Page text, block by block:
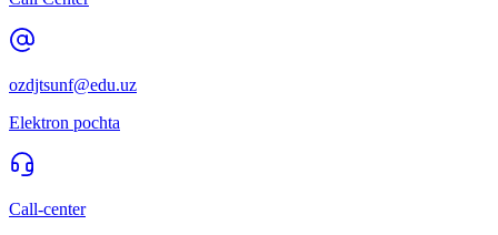
ozdjtsunf@edu.uz
Elektron pochta
Call-center